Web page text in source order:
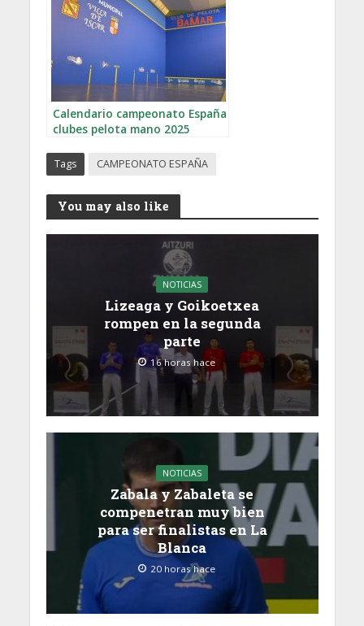
Calendario campeonato España
clubes pelota mano 2025
Tags CAMPEONATO ESPAÑA
You may also like
NOTICIAS
Lizeaga y Goikoetxea
rompen en la segunda
parte
16 horas hace
NOTICIAS
Zabala y Zabaleta se
compenetran muy bien
para ser finalistas en La
Blanca
20 horas hace